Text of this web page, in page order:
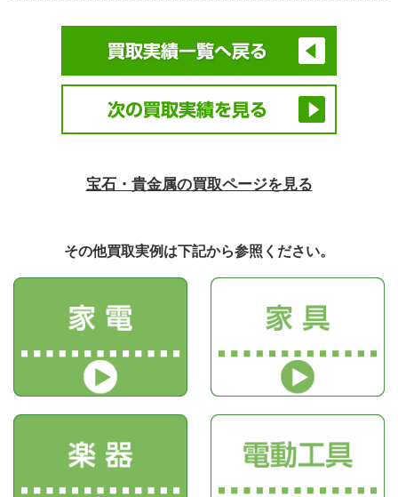
宝石・貴金属の買取ページを見る
その他買取実例は下記から参照ください。